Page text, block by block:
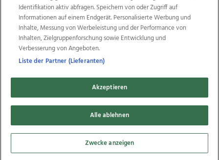
TV1 di-mog-i.at OÖNow
Ischler Woche
Life Radio
OÖNachrichten
OÖN Immobilien
OÖN Karriere
OÖN Reise
Promenaden Galerien
Regionaljobs
wasistlos.at wirtrauern.at
Copyrights © 2026 Tips Zeitungs GmbH & Co KG
developed by
Identifikation aktiv abfragen. Speichern von oder Zugriff auf
Informationen auf einem Endgerät. Personalisierte Werbung und
Inhalte, Messung von Werbeleistung und der Performance von
Inhalten, Zielgruppenforschung sowie Entwicklung und
Verbesserung von Angeboten.
Liste der Partner (Lieferanten)
Akzeptieren
Alle ablehnen
Zwecke anzeigen